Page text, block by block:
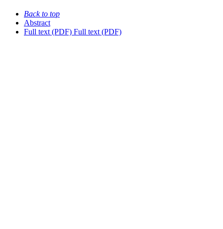
Back to top
Abstract
Full text (PDF) Full text (PDF)